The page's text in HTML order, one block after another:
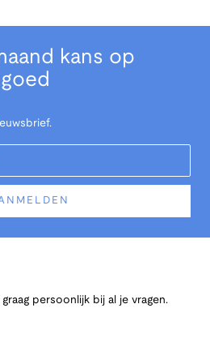
kans op
persoonlijk bij al je vragen.